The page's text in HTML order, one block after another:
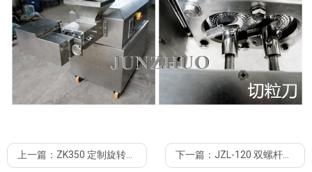
上一篇： ZK350 定制旋转制粒机 PLC控制 下一篇： JZL-120 双螺杆挤出制粒机 防爆型